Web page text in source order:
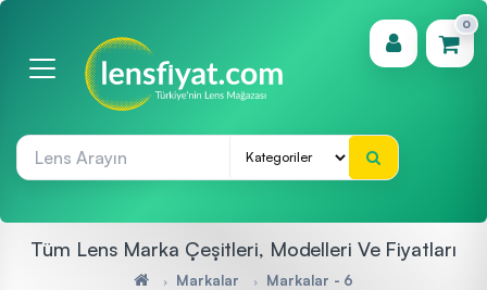
0
(0)
Tüm Lens Marka Çeşitleri, Modelleri Ve Fiyatları
Markalar Markalar - 6